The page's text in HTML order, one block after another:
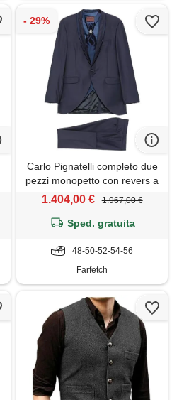
Carlo Pignatelli completo due
pezzi monopetto con revers a
scialle - blu
1.404,00 € 1.967,00 €
Sped. gratuita
48-50-52-54-56
Farfetch